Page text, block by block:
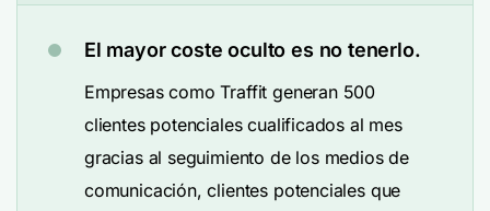
El mayor coste oculto es no tenerlo.
Empresas como Traffit generan 500
clientes potenciales cualificados al mes
gracias al seguimiento de los medios de
comunicación, clientes potenciales que